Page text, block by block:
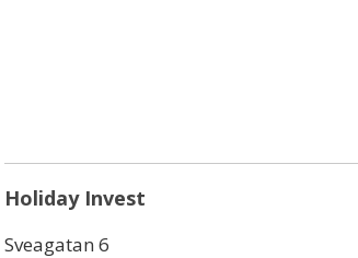
Holiday Invest
Sveagatan 6